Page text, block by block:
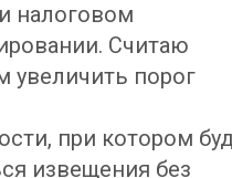
налоговом
Считаю
порог
при котором
извещения без